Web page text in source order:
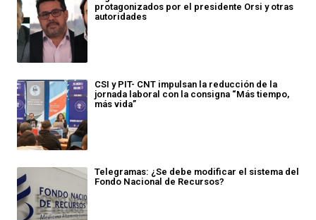
protagonizados por el presidente Orsi y otras
autoridades
CSI y PIT- CNT impulsan la reducción de la
jornada laboral con la consigna “Más tiempo,
más vida”
Telegramas: ¿Se debe modificar el sistema del
Fondo Nacional de Recursos?